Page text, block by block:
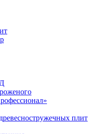
плит